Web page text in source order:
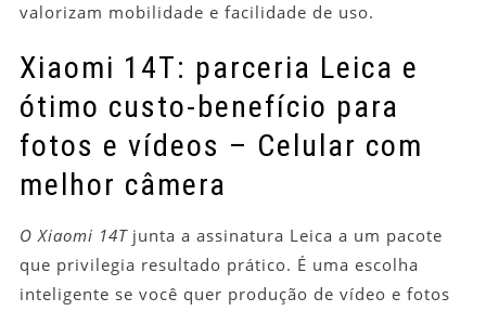
valorizam mobilidade e facilidade de uso.
Xiaomi 14T: parceria Leica e
ótimo custo-benefício para
fotos e vídeos – Celular com
melhor câmera
O Xiaomi 14Tjunta a assinatura Leica a um pacote
que privilegia resultado prático. É uma escolha
inteligente se você quer produção de vídeo e fotos